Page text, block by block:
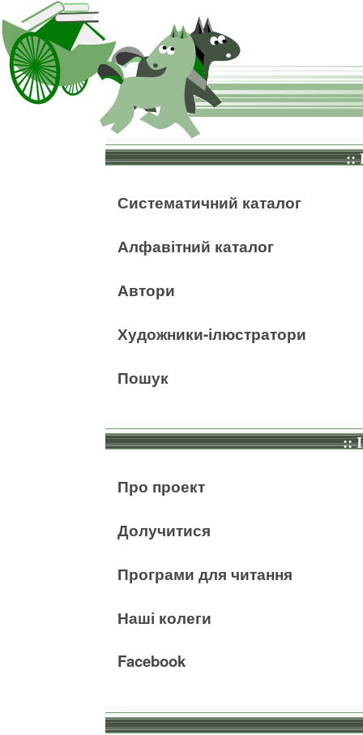
::
Систематичний каталог
Алфавітний каталог
Автори
Художники-ілюстратори
Пошук
::
Про проект
Долучитися
Програми для читання
Наші колеги
Facebook